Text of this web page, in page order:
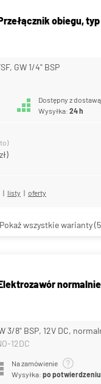
obiegu, typ
GW 1/4" BSP
Dostępny z dostawą
Wysyłka: 24 h
)
| listy | oferty
Pokaż wszystkie warianty
3/8" BSP, 12V DC,
12DC
Na zamówienie
Wysyłka: po potwierdzeniu